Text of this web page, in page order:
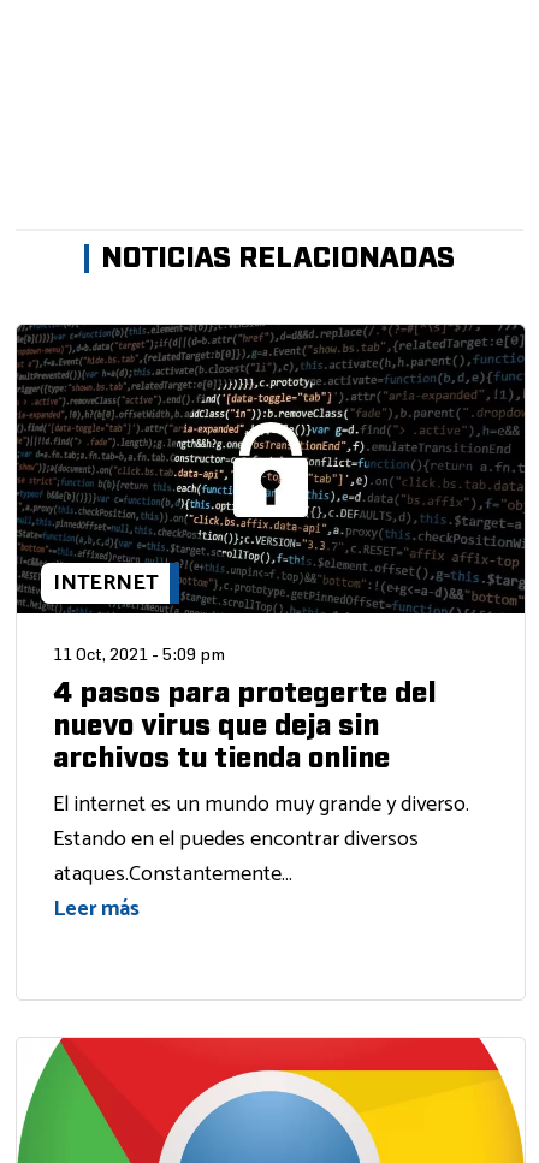
NOTICIAS RELACIONADAS
INTERNET
11 Oct, 2021 - 5:09 pm
4 pasos para protegerte del
nuevo virus que deja sin
archivos tu tienda online
El internet es un mundo muy grande y diverso.
Estando en el puedes encontrar diversos
ataques.Constantemente...
Leer más